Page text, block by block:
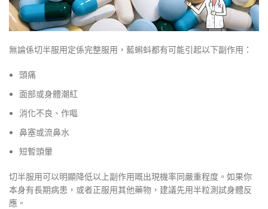
無論係切半服用定係完整服用，藍蝌蚪都有可能引起以下副作用：
頭痛
面部或身體潮紅
消化不良、作嘔
鼻塞或流鼻水
短暫頭暈
切半服用可以明顯降低以上副作用嘅出現機率同嚴重程度。如果你
本身有長期病患，或者正服用其他藥物，建議先用半粒測試身體反
應。